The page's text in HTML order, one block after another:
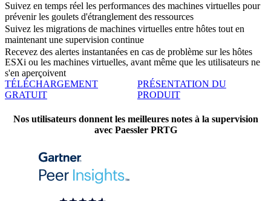
Suivez en temps réel les performances des machines virtuelles pour
prévenir les goulets d'étranglement des ressources
Suivez les migrations de machines virtuelles entre hôtes tout en
maintenant une supervision continue
Recevez des alertes instantanées en cas de problème sur les hôtes
ESXi ou les machines virtuelles, avant même que les utilisateurs ne
s'en aperçoivent
TÉLÉCHARGEMENT
GRATUIT
PRÉSENTATION DU
PRODUIT
Nos utilisateurs donnent les meilleures notes à la supervision
avec Paessler PRTG